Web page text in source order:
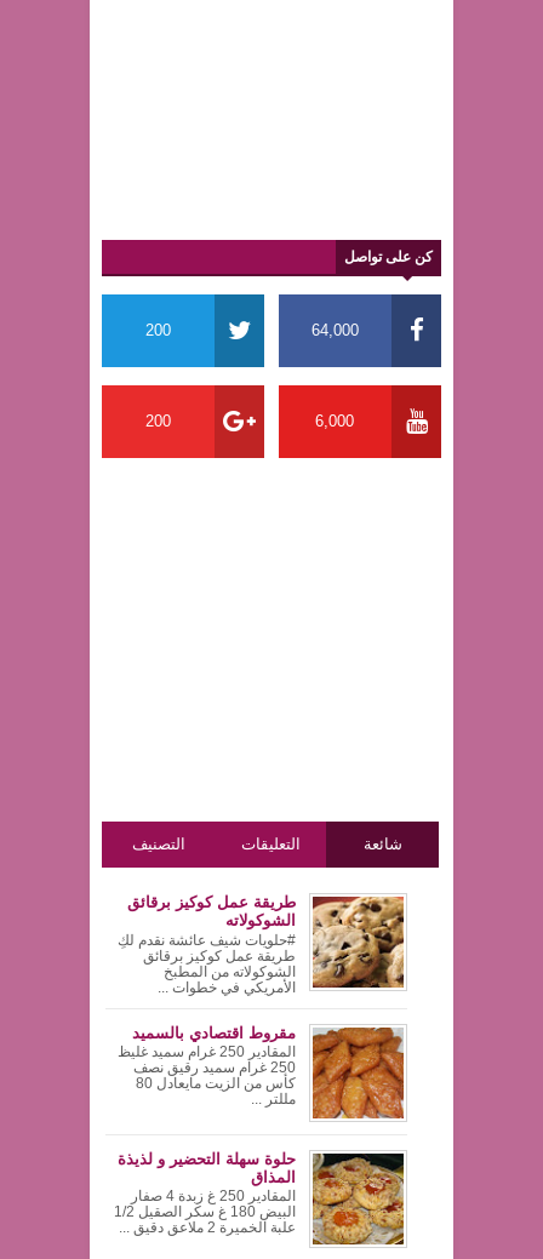
كن على تواصل
64,000
200
6,000
200
شائعة التعليقات التصنيف
طريقة عمل كوكيز برقائق
الشوكولاته
#حلويات شيف عائشة نقدم لكِ
طريقة عمل كوكيز برقائق
الشوكولاته من المطبخ
الأمريكي في خطوات ...
مقروط اقتصادي بالسميد
المقادير 250 غرام سميد غليظ
250 غرام سميد رقيق نصف
كأس من الزيت مايعادل 80
مللتر ...
حلوة سهلة التحضير و لذيذة
المذاق
المقادير 250 غ زبدة 4 صفار
البيض 180 غ سكر الصقيل 1/2
علبة الخميرة 2 ملاعق دقيق ...